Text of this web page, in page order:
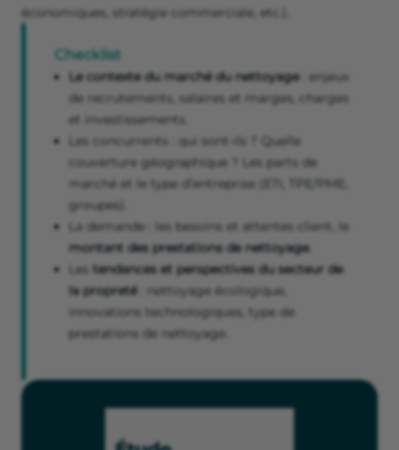
économiques, stratégie commerciale, etc.).
Checklist
Le contexte du marché du nettoyage
: enjeux
de recrutements, salaires et marges, charges
et investissements.
Les concurrents : qui sont-ils ? Quelle
couverture géographique ? Les parts de
marché et le type d’entreprise (ETI, TPE/PME,
groupes).
La demande : les besoins et attentes client, le
montant des prestations de nettoyage.
Les tendances et perspectives du secteur de
la propreté
: nettoyage écologique,
innovations technologiques, type de
prestations de nettoyage.